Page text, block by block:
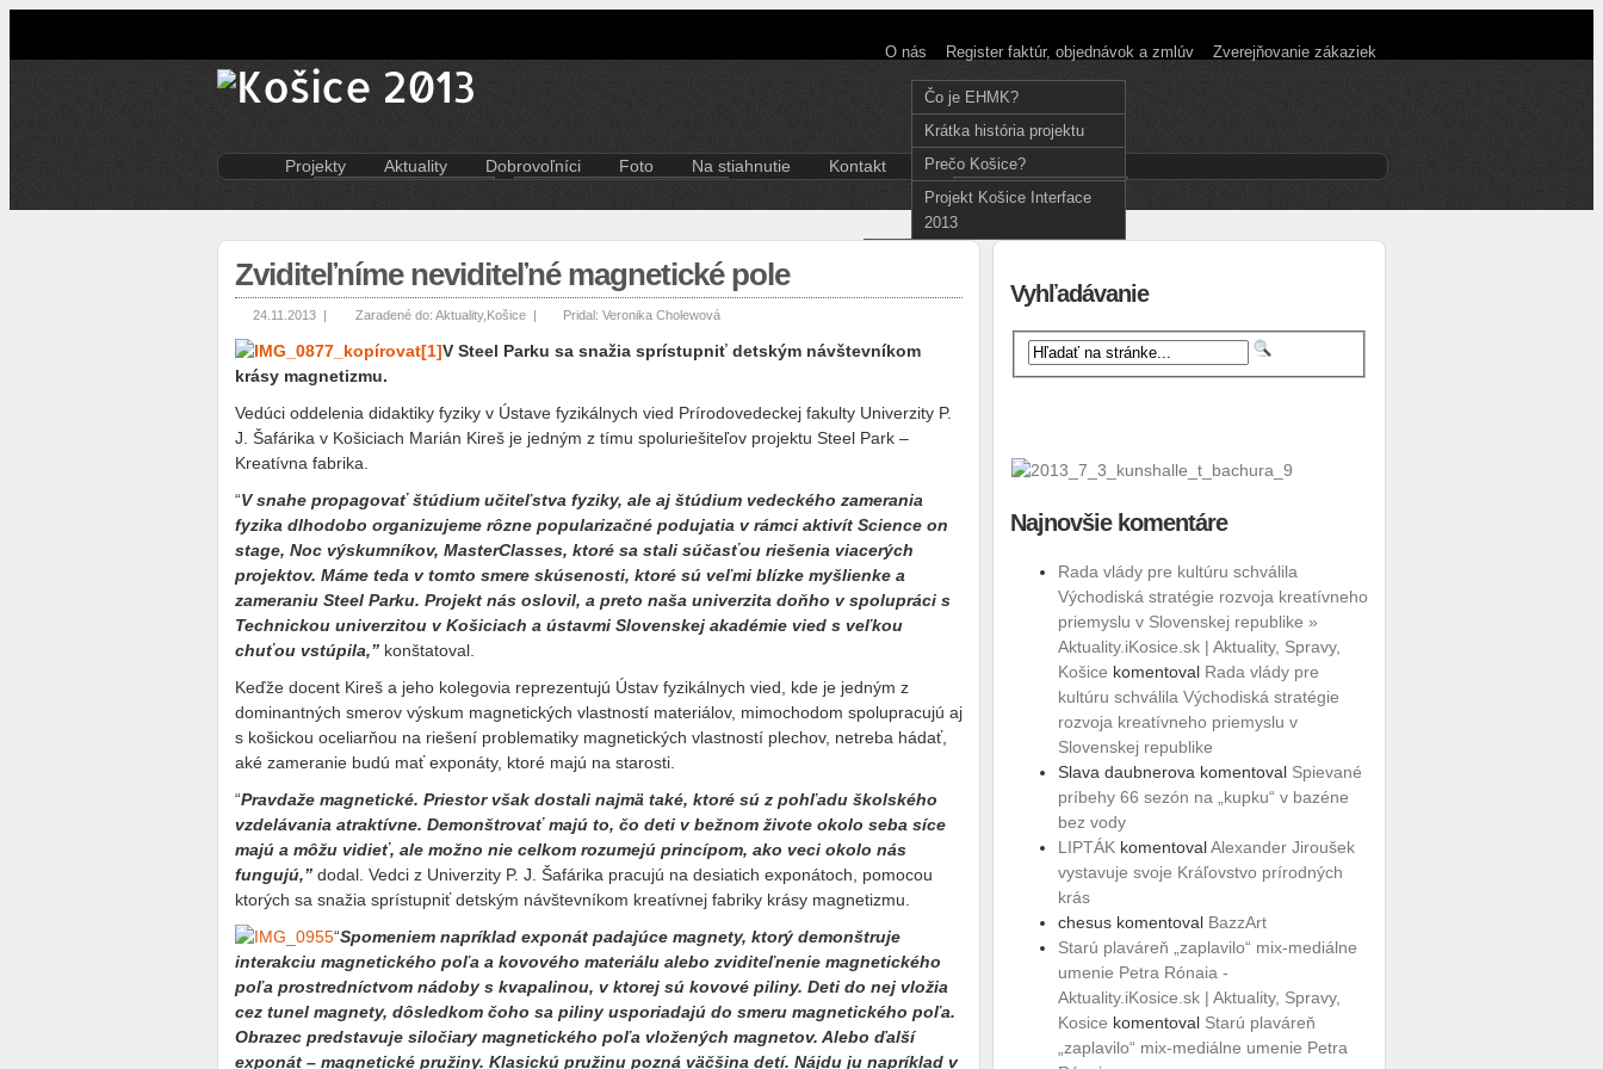
O nás
Čo je EHMK?
Krátka história projektu
Prečo Košice?
Projekt Košice Interface
2013
Register faktúr, objednávok a zmlúv Zverejňovanie zákaziek
Projekty
Kasárne/Kulturpark
Projekt SPOTs
Destinácia Košice
Kunsthalle/Hala umenia
Terra Incognita
Rozvoj ľudských zdrojov
prostredníctvom investícií do
vzdelávania
Sándor Márai
Aktuality
Divadlo
Hudba
Iné
Literatúra
Súčasné umenie
Výstava
Regióny
Slovensko
Tlačové správy
Víkend
Dobrovoľníci Foto Na stiahnutie Kontakt
English
Zviditeľníme neviditeľné magnetické pole
24.11.2013 | Zaradené do: Aktuality, Košice | Pridal: Veronika Cholewová
V Steel Parku sa snažia sprístupniť detským návštevníkom
krásy magnetizmu.
Vedúci oddelenia didaktiky fyziky v Ústave fyzikálnych vied Prírodovedeckej fakulty Univerzity P.
J. Šafárika v Košiciach Marián Kireš je jedným z tímu spoluriešiteľov projektu Steel Park –
Kreatívna fabrika.
“V snahe propagovať štúdium učiteľstva fyziky, ale aj štúdium vedeckého zamerania
fyzika dlhodobo organizujeme rôzne popularizačné podujatia v rámci aktivít Science on
stage, Noc výskumníkov, MasterClasses, ktoré sa stali súčasťou riešenia viacerých
projektov. Máme teda v tomto smere skúsenosti, ktoré sú veľmi blízke myšlienke a
zameraniu Steel Parku. Projekt nás oslovil, a preto naša univerzita doňho v spolupráci s
Technickou univerzitou v Košiciach a ústavmi Slovenskej akadémie vied s veľkou
chuťou vstúpila,” konštatoval.
Keďže docent Kireš a jeho kolegovia reprezentujú Ústav fyzikálnych vied, kde je jedným z
dominantných smerov výskum magnetických vlastností materiálov, mimochodom spolupracujú aj
s košickou oceliarňou na riešení problematiky magnetických vlastností plechov, netreba hádať,
aké zameranie budú mať exponáty, ktoré majú na starosti.
“Pravdaže magnetické. Priestor však dostali najmä také, ktoré sú z pohľadu školského
vzdelávania atraktívne. Demonštrovať majú to, čo deti v bežnom živote okolo seba síce
majú a môžu vidieť, ale možno nie celkom rozumejú princípom, ako veci okolo nás
fungujú,” dodal. Vedci z Univerzity P. J. Šafárika pracujú na desiatich exponátoch, pomocou
ktorých sa snažia sprístupniť detským návštevníkom kreatívnej fabriky krásy magnetizmu.
“Spomeniem napríklad exponát padajúce magnety, ktorý demonštruje
interakciu magnetického poľa a kovového materiálu alebo zviditeľnenie magnetického
poľa prostredníctvom nádoby s kvapalinou, v ktorej sú kovové piliny. Deti do nej vložia
cez tunel magnety, dôsledkom čoho sa piliny usporiadajú do smeru magnetického poľa.
Obrazec predstavuje siločiary magnetického poľa vložených magnetov. Alebo ďalší
exponát – magnetické pružiny. Klasickú pružinu pozná väčšina detí. Nájdu ju napríklad v
Vyhľadávanie
Najnovšie komentáre
Rada vlády pre kultúru schválila
Východiská stratégie rozvoja kreatívneho
priemyslu v Slovenskej republike »
Aktuality.iKosice.sk | Aktuality, Spravy,
Košice komentoval Rada vlády pre
kultúru schválila Východiská stratégie
rozvoja kreatívneho priemyslu v
Slovenskej republike
Slava daubnerova komentoval Spievané
príbehy 66 sezón na „kupku“ v bazéne
bez vody
LIPTÁK komentovalAlexander Jiroušek
vystavuje svoje Kráľovstvo prírodných
krás
chesus komentoval BazzArt
Starú plaváreň „zaplavilo“ mix-mediálne
umenie Petra Rónaia -
Aktuality.iKosice.sk | Aktuality, Spravy,
Kosice komentoval Starú plaváreň
„zaplavilo“ mix-mediálne umenie Petra